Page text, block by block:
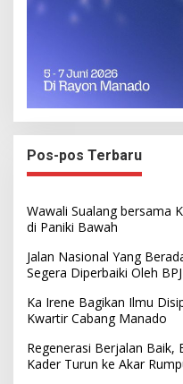
Pos-pos Terbaru
Wawali Sualang bersama
di Paniki Bawah
Jalan Nasional Yang
Segera Diperbaiki Oleh
Ka Irene Bagikan Ilmu
Kwartir Cabang Manado
Regenerasi Berjalan Baik,
Kader Turun ke Akar